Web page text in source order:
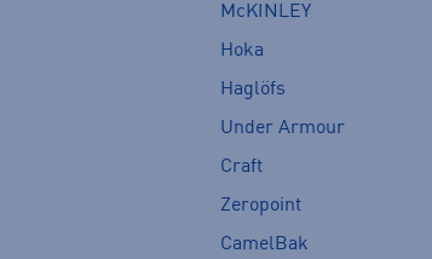
McKINLEY
Hoka
Haglöfs
Under Armour
Craft
Zeropoint
CamelBak